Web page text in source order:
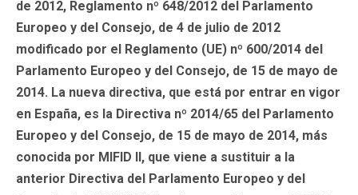
de 2012, Reglamento nº 648/2012 del Parlamento
Europeo y del Consejo, de 4 de julio de 2012
modificado por el Reglamento (UE) nº 600/2014 del
Parlamento Europeo y del Consejo, de 15 de mayo de
2014. La nueva directiva, que está por entrar en vigor
en España, es la Directiva nº 2014/65 del Parlamento
Europeo y del Consejo, de 15 de mayo de 2014, más
conocida por MIFID II, que viene a sustituir a la
anterior Directiva del Parlamento Europeo y del